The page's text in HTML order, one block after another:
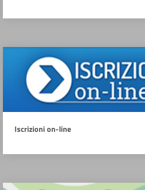
Iscrizioni on-line